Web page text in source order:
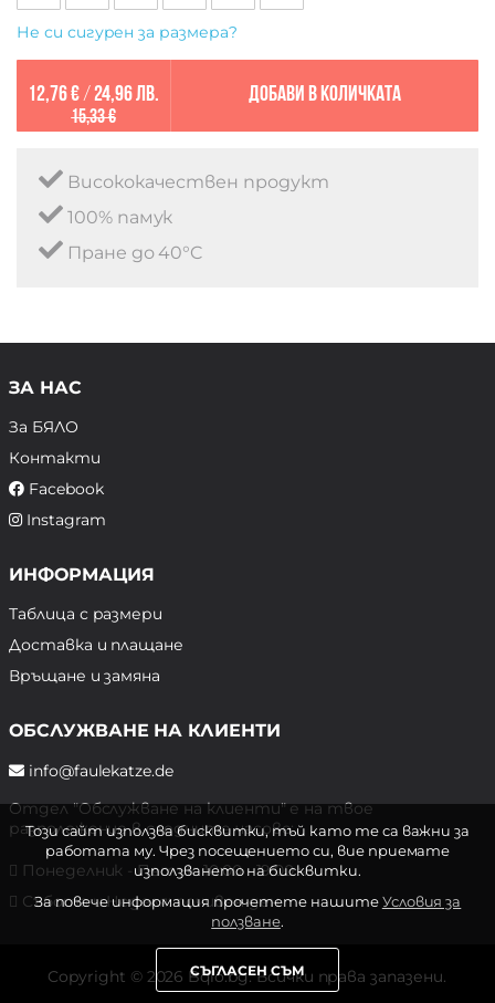
Не си сигурен за размера?
12,76 €/ 24,96 лв.
15,33 €
Добави в количката
Висококачествен продукт
100% памук
Пране до 40°C
ЗА НАС
За БЯЛО
Контакти
Facebook
Instagram
ИНФОРМАЦИЯ
Таблица с размери
Доставка и плащане
Връщане и замяна
ОБСЛУЖВАНЕ НА КЛИЕНТИ
info@faulekatze.de
Отдел "Обслужване на клиенти" е на твое
разположение в следните часове:
Понеделник - Петък: 10:00 - 19:00 ч.
Събота и Неделя: почивен ден
Copyright © 2026 Bqlo.bg. Всички права запазени.
Този сайт използва бисквитки, тъй като те са важни за
работата му. Чрез посещението си, вие приемате
използването на бисквитки.
За повече информация прочетете нашитеУсловия за
ползване.
СЪГЛАСЕН СЪМ